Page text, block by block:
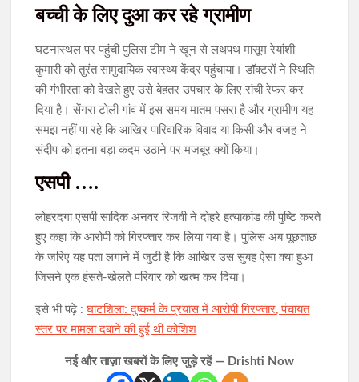
बच्ची के लिए दुआ कर रहे ग्रामीण
घटनास्थल पर पहुंची पुलिस टीम ने खून से लथपथ मासूम रेयांशी
कुमारी को तुरंत सामुदायिक स्वास्थ्य केंद्र पहुंचाया। डॉक्टरों ने स्थिति
की गंभीरता को देखते हुए उसे बेहतर उपचार के लिए रांची रेफर कर
दिया है। सेंगरा टोली गांव में इस समय मातम पसरा है और ग्रामीण यह
समझ नहीं पा रहे कि आखिर पारिवारिक विवाद या किसी और वजह ने
संदीप को इतना बड़ा कदम उठाने पर मजबूर क्यों किया।
एसपी ….
लोहरदगा एसपी सादिक अनवर रिजवी ने दोहरे हत्याकांड की पुष्टि करते
हुए कहा कि आरोपी को गिरफ्तार कर लिया गया है। पुलिस अब पूछताछ
के जरिए यह पता लगाने में जुटी है कि आखिर उस सुबह ऐसा क्या हुआ
जिसने एक हंसते-खेलते परिवार को खत्म कर दिया।
इसे भी पढ़े :घाटशिला: दुष्कर्म के प्रयास में आरोपी गिरफ्तार, पंचायत
स्तर पर मामला दबाने की हुई थी कोशिश
नई और ताज़ा खबरों के लिए जुड़े रहें — Drishti Now